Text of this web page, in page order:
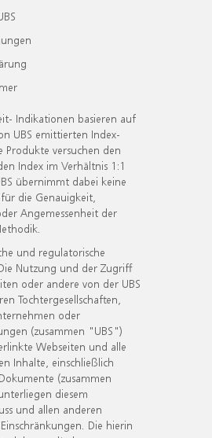
Indikationen basieren auf
UBS emittierten Index-
Produkte versuchen den
Index im Verhältnis 1:1
übernimmt dabei keine
die Genauigkeit,
Angemessenheit der
und regulatorische
Nutzung und der Zugriff
oder andere von der UBS
Tochtergesellschaften,
oder
(zusammen "UBS")
Webseiten und alle
Inhalte, einschließlich
(zusammen
diesem
und allen anderen
Die hierin